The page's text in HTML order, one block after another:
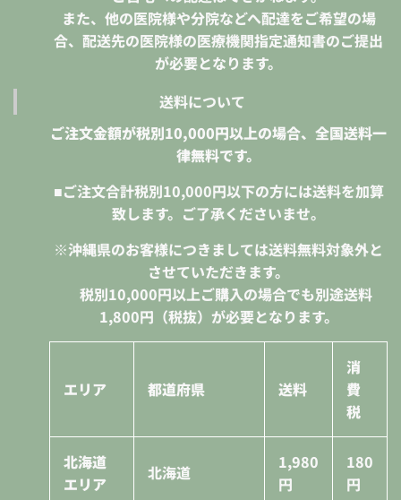
また、他の医院様や分院などへ配達をご希望の場
合、配送先の医院様の医療機関指定通知書のご提出
が必要となります。
送料について
ご注文金額が税別10,000円以上の場合、全国送料一
律無料です。
■ご注文合計税別10,000円以下の方には送料を加算
致します。ご了承くださいませ。
※沖縄県のお客様につきましては送料無料対象外と
させていただきます。
税別10,000円以上ご購入の場合でも別途送料
1,800円（税抜）が必要となります。
エリア 都道府県 送料
消
費
税
北海道
エリア
北海道
1,980
円
180
円